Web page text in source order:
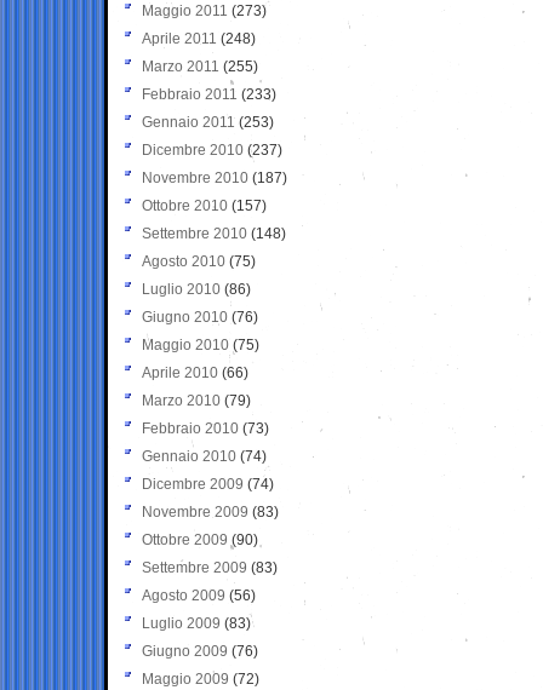
Maggio 2011 (273)
Aprile 2011 (248)
Marzo 2011 (255)
Febbraio 2011 (233)
Gennaio 2011 (253)
Dicembre 2010 (237)
Novembre 2010 (187)
Ottobre 2010 (157)
Settembre 2010 (148)
Agosto 2010 (75)
Luglio 2010 (86)
Giugno 2010 (76)
Maggio 2010 (75)
Aprile 2010 (66)
Marzo 2010 (79)
Febbraio 2010 (73)
Gennaio 2010 (74)
Dicembre 2009 (74)
Novembre 2009 (83)
Ottobre 2009 (90)
Settembre 2009 (83)
Agosto 2009 (56)
Luglio 2009 (83)
Giugno 2009 (76)
Maggio 2009 (72)